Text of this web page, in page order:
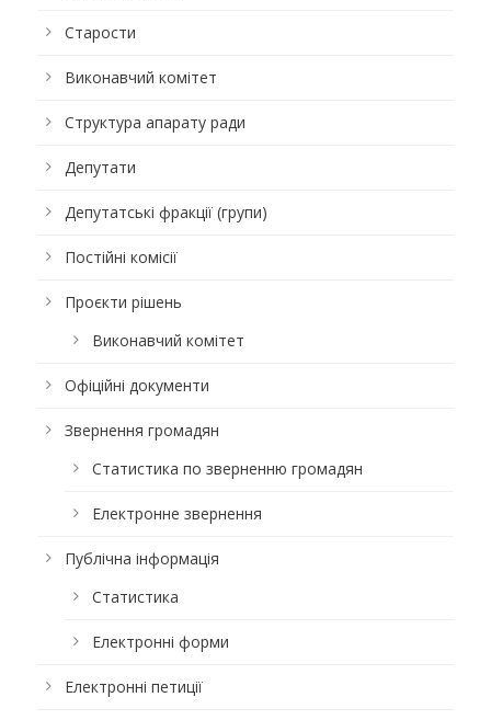
Старости
Виконавчий комітет
Структура апарату ради
Депутати
Депутатські фракції (групи)
Постійні комісії
Проєкти рішень
Виконавчий комітет
Офіційні документи
Звернення громадян
Статистика по зверненню громадян
Електронне звернення
Публічна інформація
Статистика
Електронні форми
Електронні петиції